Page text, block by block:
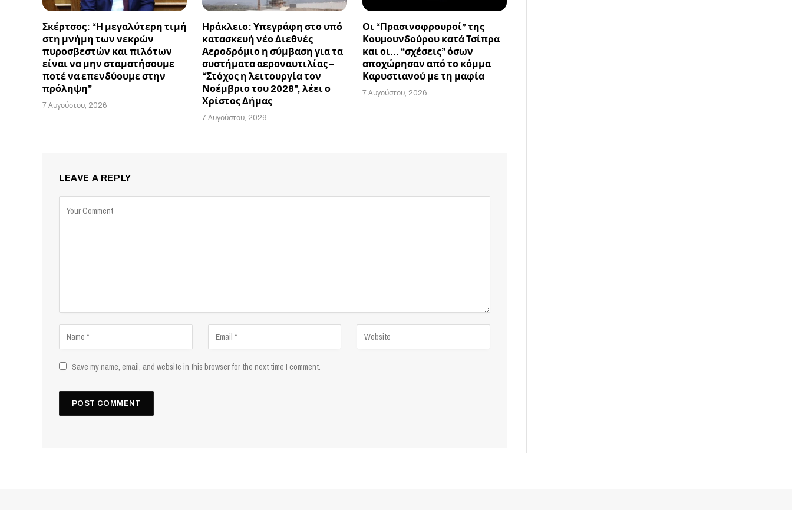
Σκέρτσος: “Η μεγαλύτερη τιμή
στη μνήμη των νεκρών
πυροσβεστών και πιλότων
είναι να μην σταματήσουμε
ποτέ να επενδύουμε στην
πρόληψη”
7 Αυγούστου, 2026
Ηράκλειο: Υπεγράφη στο υπό
κατασκευή νέο Διεθνές
Αεροδρόμιο η σύμβαση για τα
συστήματα αεροναυτιλίας –
“Στόχος η λειτουργία τον
Νοέμβριο του 2028”, λέει ο
Χρίστος Δήμας
7 Αυγούστου, 2026
Οι “Πρασινοφρουροί” της
Κουµουνδούρου κατά Τσίπρα
και οι… “σχέσεις” όσων
αποχώρησαν από το κόμμα
Καρυστιανού με τη μαφία
7 Αυγούστου, 2026
LEAVE A REPLY
Save my name, email, and website in this browser for the next time I comment.